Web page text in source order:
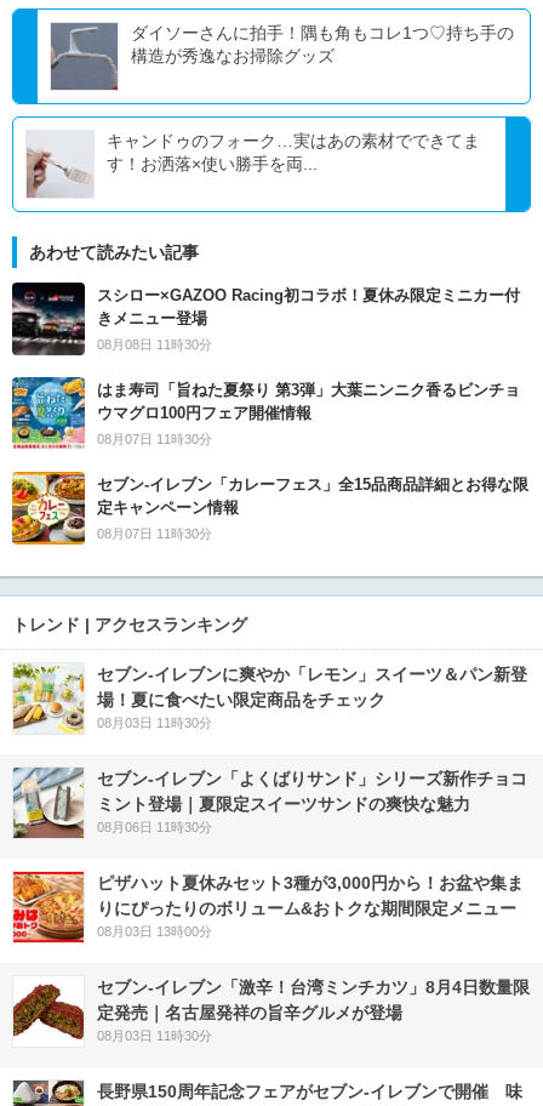
ダイソーさんに拍手！隅も角もコレ1つ♡持ち手の
構造が秀逸なお掃除グッズ
キャンドゥのフォーク…実はあの素材でできてま
す！お洒落×使い勝手を両...
あわせて読みたい記事
スシロー×GAZOO Racing初コラボ！夏休み限定ミニカー付
きメニュー登場
08月08日 11時30分
はま寿司「旨ねた夏祭り 第3弾」大葉ニンニク香るビンチョ
ウマグロ100円フェア開催情報
08月07日 11時30分
セブン‐イレブン「カレーフェス」全15品商品詳細とお得な限
定キャンペーン情報
08月07日 11時30分
トレンド | アクセスランキング
セブン‐イレブンに爽やか「レモン」スイーツ＆パン新登
場！夏に食べたい限定商品をチェック
08月03日 11時30分
セブン‐イレブン「よくばりサンド」シリーズ新作チョコ
ミント登場｜夏限定スイーツサンドの爽快な魅力
08月06日 11時30分
ピザハット夏休みセット3種が3,000円から！お盆や集ま
りにぴったりのボリューム&おトクな期間限定メニュー
08月03日 13時00分
セブン-イレブン「激辛！台湾ミンチカツ」8月4日数量限
定発売｜名古屋発祥の旨辛グルメが登場
08月03日 11時30分
長野県150周年記念フェアがセブン-イレブンで開催 味